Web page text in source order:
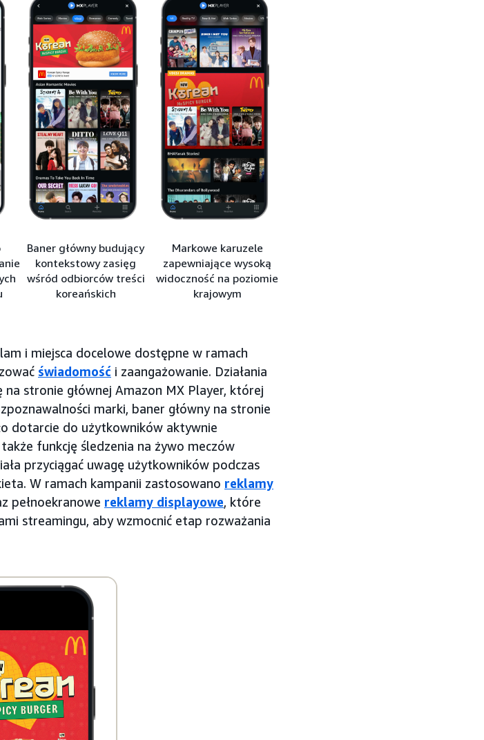
Baner główny budujący
kontekstowy zasięg
wśród odbiorców treści
koreańskich
Markowe karuzele
zapewniające wysoką
widoczność na poziomie
krajowym
i miejsca docelowe dostępne w ramach
świadomość i zaangażowanie. Działania
stronie głównej Amazon MX Player, której
marki, baner główny na stronie
dotarcie do użytkowników aktywnie
funkcję śledzenia na żywo meczów
przyciągać uwagę użytkowników podczas
W ramach kampanii zastosowano reklamy
pełnoekranowe reklamy displayowe, które
streamingu, aby wzmocnić etap rozważania